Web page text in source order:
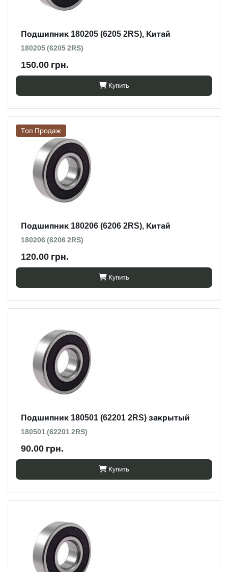
Подшипник 180205 (6205 2RS), Китай
180205 (6205 2RS)
150.00 грн.
Купить
Топ Продаж
Подшипник 180206 (6206 2RS), Китай
180206 (6206 2RS)
120.00 грн.
Купить
Подшипник 180501 (62201 2RS) закрытый
180501 (62201 2RS)
90.00 грн.
Купить